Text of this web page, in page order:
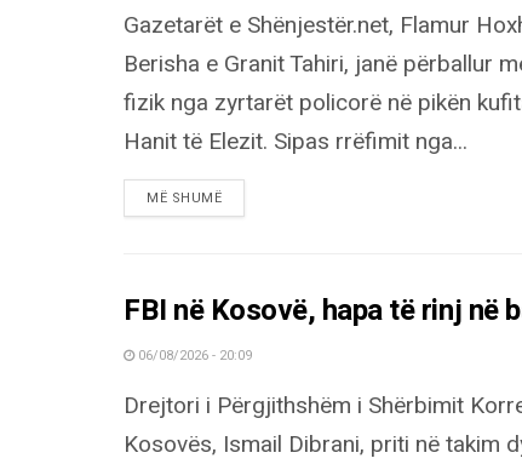
Gazetarët e Shënjestër.net, Flamur
Berisha e Granit Tahiri, janë përballur
fizik nga zyrtarët policorë në pikën
Hanit të Elezit. Sipas rrëfimit nga...
MË SHUMËDETAILS
FBI në Kosovë, hapa të rinj në
06/08/2026 - 20:09
Drejtori i Përgjithshëm i Shërbimit
Kosovës, Ismail Dibrani, priti në takim